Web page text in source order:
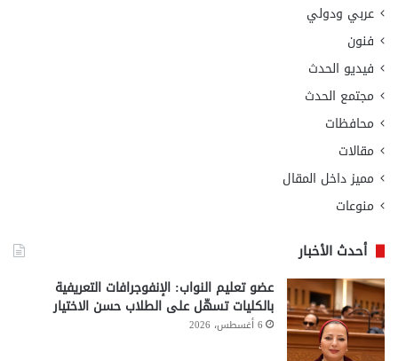
عربي ودولي
فنون
فيديو الحدث
مجتمع الحدث
محافظات
مقالات
مميز داخل المقال
منوعات
أحدث الأخبار
عضو تعليم النواب: الإنفوجرافات التعريفية
بالكليات تسهّل على الطلاب حسن الاختيار
6 أغسطس، 2026